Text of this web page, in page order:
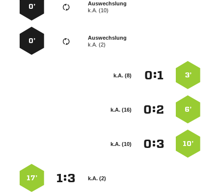
Auswechslung
k.A. (10)
0’
Auswechslung
k.A. (2)
0’
3’
:
k.A. (8)
6’
:
k.A. (16)
10’
:
k.A. (10)
k.A. (2)
:
17’